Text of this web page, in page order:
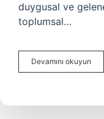
duygusal ve
toplumsal…
Devamını okuyun